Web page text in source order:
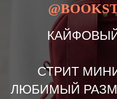
СТРИТ
ЛЮБИМЫЙ